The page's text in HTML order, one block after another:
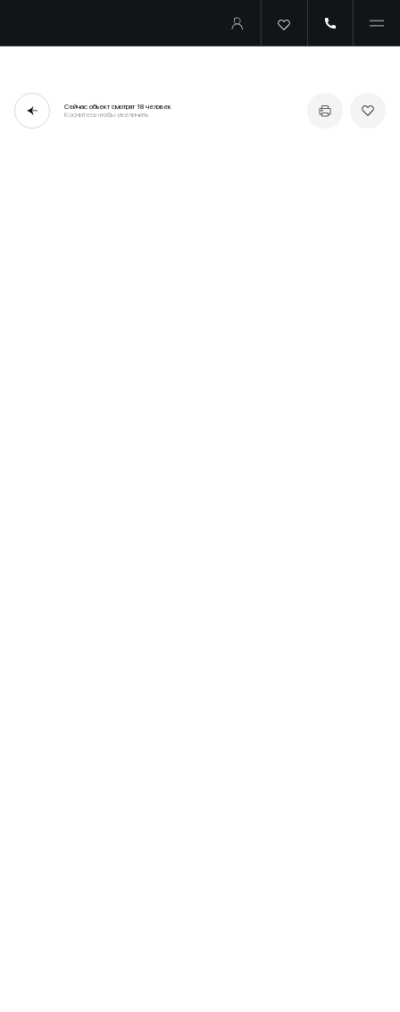
Сейчас объект смотрят18 человек
Коснитесь чтобы увеличить